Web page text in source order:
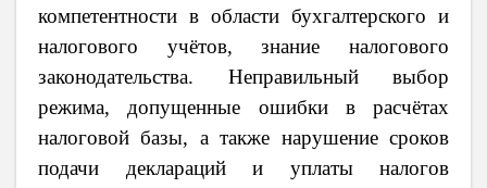
компетентности в области бухгалтерского и
налогового учётов, знание налогового
законодательства. Неправильный выбор
режима, допущенные ошибки в расчётах
налоговой базы, а также нарушение сроков
подачи деклараций и уплаты налогов